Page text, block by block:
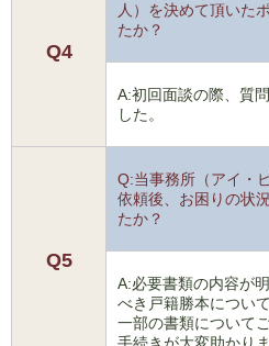
Q4
人）を決めて頂いた
たか？
A:初回面談の際、質
した。
Q5
Q:当事務所（アイ・
依頼後、お困りの状
たか？
A:必要書類の内容が
べき戸籍勝本につい
一部の書類について